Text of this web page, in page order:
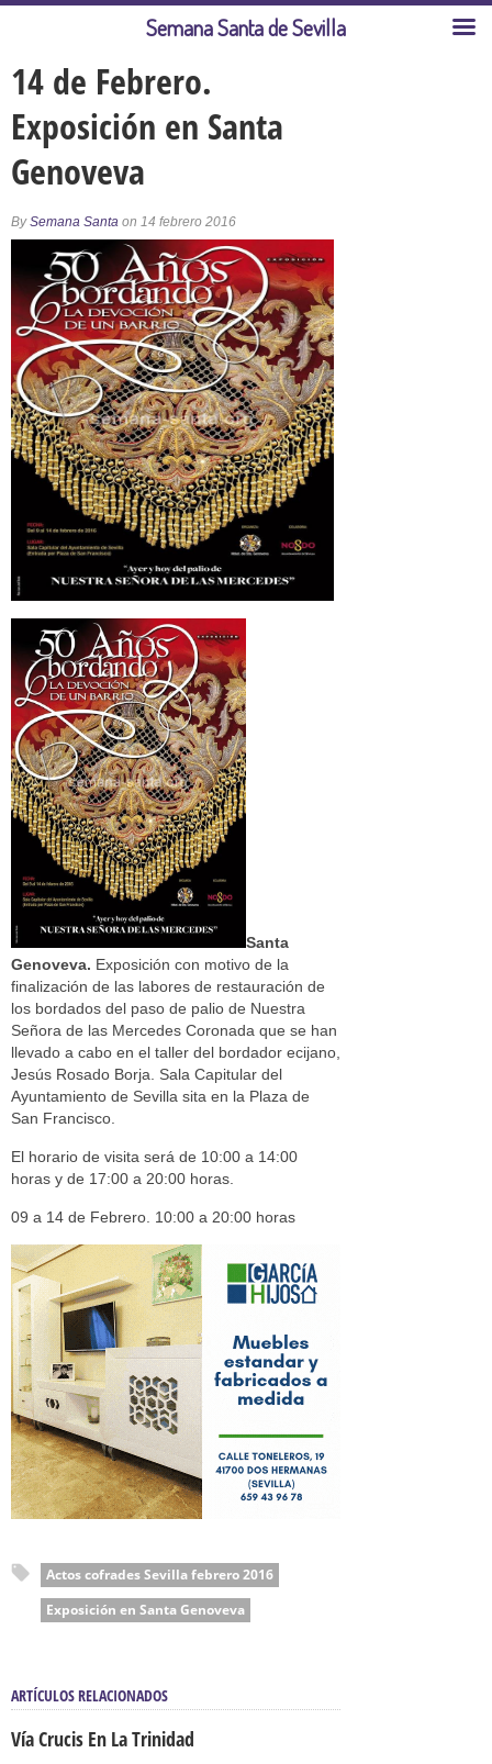
14 de Febrero.
Exposición en Santa
Genoveva
BySemana Santa on 14 febrero 2016
Santa
Genoveva. Exposición con motivo de la
finalización de las labores de restauración de
los bordados del paso de palio de Nuestra
Señora de las Mercedes Coronada que se han
llevado a cabo en el taller del bordador ecijano,
Jesús Rosado Borja. Sala Capitular del
Ayuntamiento de Sevilla sita en la Plaza de
San Francisco.
El horario de visita será de 10:00 a 14:00
horas y de 17:00 a 20:00 horas.
09 a 14 de Febrero. 10:00 a 20:00 horas
Actos cofrades Sevilla febrero 2016
Exposición en Santa Genoveva
ARTÍCULOS RELACIONADOS
Vía Crucis En La Trinidad
Semana Santa de Sevilla